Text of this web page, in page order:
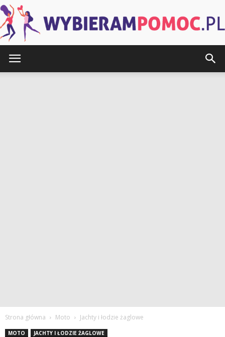
Strona główna Moto Jachty i łodzie żaglowe
MOTO JACHTY I ŁODZIE ŻAGLOWE